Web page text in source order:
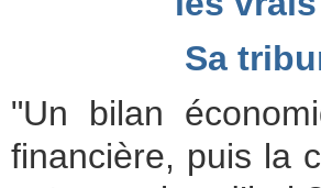
Sa
"Un bilan
financière, puis la